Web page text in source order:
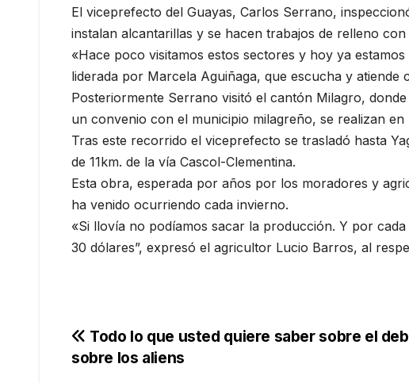
El viceprefecto del Guayas, Carlos Serrano,
instalan alcantarillas y se hacen trabajos de relleno
«Hace poco visitamos estos sectores y hoy ya
liderada por Marcela Aguiñaga, que escucha y
Posteriormente Serrano visitó el cantón Milagro,
un convenio con el municipio milagreño, se realizan
Tras este recorrido el viceprefecto se trasladó hasta
de 11km. de la vía Cascol-Clementina.
Esta obra, esperada por años por los moradores y
ha venido ocurriendo cada invierno.
«Si llovía no podíamos sacar la producción. Y por
30 dólares”, expresó el agricultor Lucio Barros, al
Navegación
Todo lo que usted quiere saber sobre el
sobre los aliens